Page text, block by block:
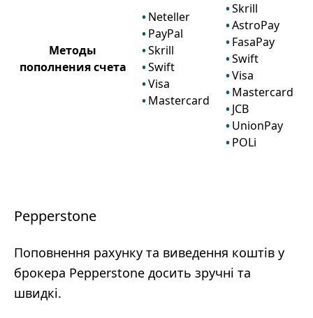
Методы
пополнения счета
Neteller
PayPal
Skrill
Swift
Visa
Mastercard
Skrill
AstroPay
FasaPay
Swift
Visa
Mastercard
JCB
UnionPay
POLi
Pepperstone
Поповнення рахунку та виведення коштів у
брокера Pepperstone досить зручні та
швидкі.